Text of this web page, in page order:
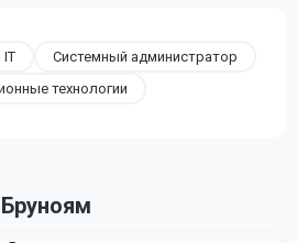
Системный администратор
технологии